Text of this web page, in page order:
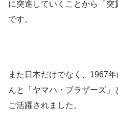
に突進していくことから「 突
です。
また日本だけでなく、1967
んと「 ヤマハ・ブラザーズ 」
ご活躍されました。